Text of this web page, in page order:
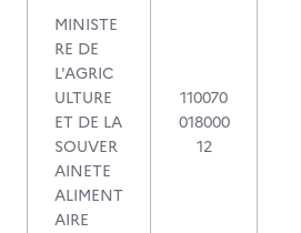
MINISTE
RE DE
L'AGRIC
ULTURE
ET DE LA
SOUVER
AINETE
ALIMENT
AIRE
110070
018000
12